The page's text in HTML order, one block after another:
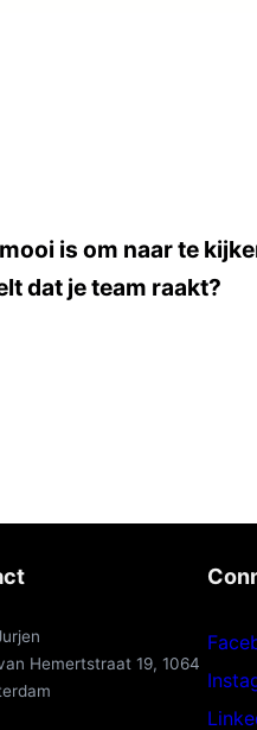
is om naar te
dat je team raakt?
Hemertstraat 19, 1064